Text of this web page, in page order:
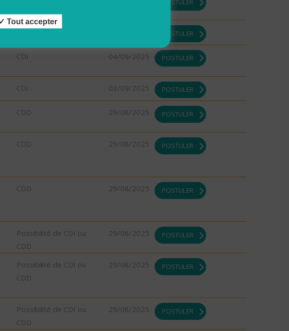
POSTULER
CDI POSTULER
CDI 04/09/2025 POSTULER
CDI 03/09/2025 POSTULER
CDD 29/08/2025 POSTULER
CDD 29/08/2025 POSTULER
CDD 29/08/2025 POSTULER
Possibilité de CDI ou
CDD
29/08/2025 POSTULER
Possibilité de CDI ou
CDD
29/08/2025 POSTULER
Possibilité de CDI ou
CDD
29/08/2025 POSTULER
Tout accepter